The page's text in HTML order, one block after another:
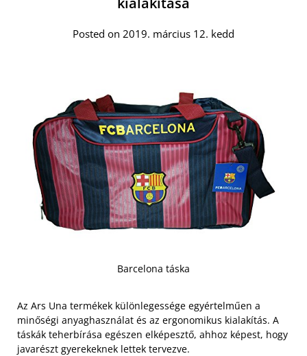
Posted on 2019. március 12. kedd
Barcelona táska
Az Ars Una termékek különlegessége egyértelműen a
minőségi anyaghasználat és az ergonomikus kialakítás. A
táskák teherbírása egészen elképesztő, ahhoz képest, hogy
javarészt gyerekeknek lettek tervezve.